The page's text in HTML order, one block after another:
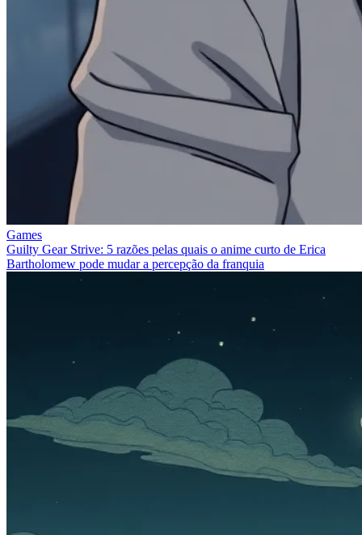
Games
Guilty Gear Strive: 5 razões pelas quais o anime curto de Erica
Bartholomew pode mudar a percepção da franquia